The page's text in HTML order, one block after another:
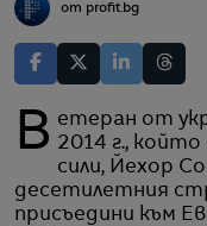
от profit.bg
Ветеран от украинската революция от 2014 г., който
сили, Йехор
десетилетния
присъедини към